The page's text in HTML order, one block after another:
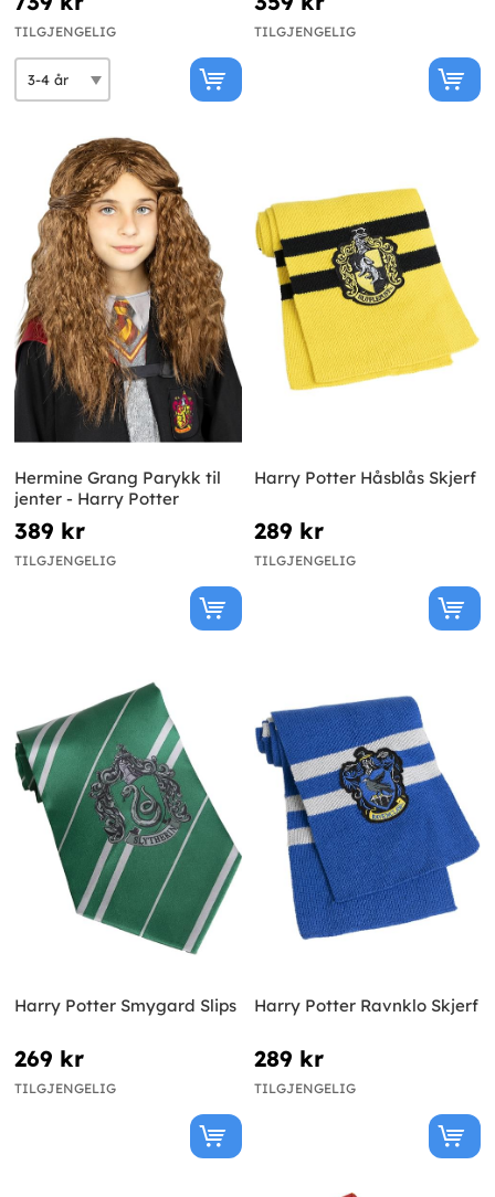
TILGJENGELIG TILGJENGELIG
Hermine Grang Parykk til
jenter - Harry Potter
389 kr
TILGJENGELIG
Harry Potter Håsblås Skjerf
289 kr
TILGJENGELIG
Harry Potter Smygard Slips
269 kr
TILGJENGELIG
Harry Potter Ravnklo Skjerf
289 kr
TILGJENGELIG